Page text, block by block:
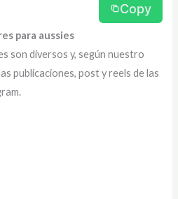
Copy
para aussies
son diversos y, según nuestro
publicaciones, post y reels de las